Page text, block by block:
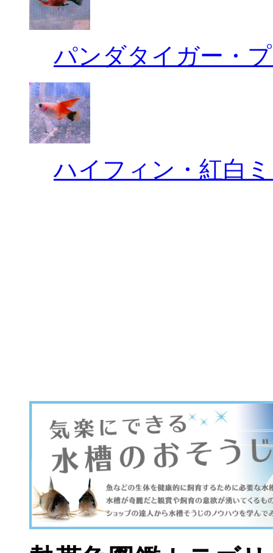
パンダタイガー・
ハイフィン・紅白